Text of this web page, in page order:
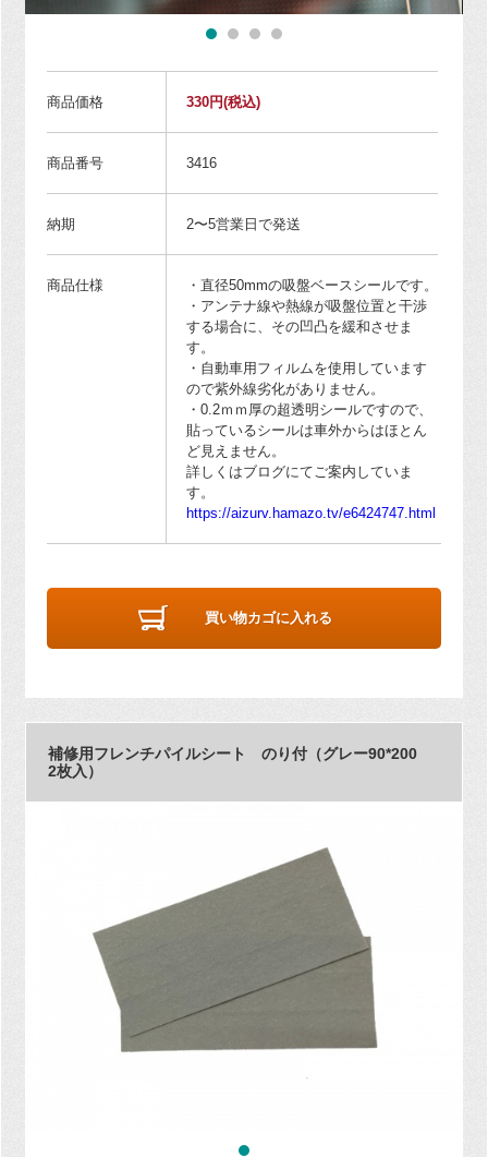
商品価格 330円(税込)
商品番号 3416
納期 2〜5営業日で発送
商品仕様
・直径50mmの吸盤ベースシールです。
・アンテナ線や熱線が吸盤位置と干渉
する場合に、その凹凸を緩和させま
す。
・自動車用フィルムを使用しています
ので紫外線劣化がありません。
・0.2ｍｍ厚の超透明シールですので、
貼っているシールは車外からはほとん
ど見えません。
詳しくはブログにてご案内していま
す。
https://aizurv.hamazo.tv/e6424747.html
買い物カゴに入れる
補修用フレンチパイルシート のり付（グレー90*200
2枚入）